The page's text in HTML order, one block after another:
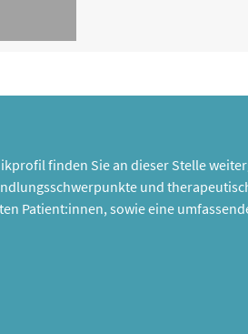
finden Sie an dieser Stelle
und
Patient:innen, sowie eine